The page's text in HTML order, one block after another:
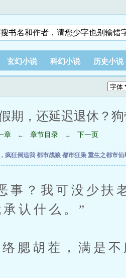
玄幻小说 科幻小说 历史小说
期，还延迟退休？
章 ← 章节目录 → 下一页
疯狂倒追我 都市战狼 都市狂枭 重生之都市仙
我可没少扶老
认什么。”
胡茬，满是不